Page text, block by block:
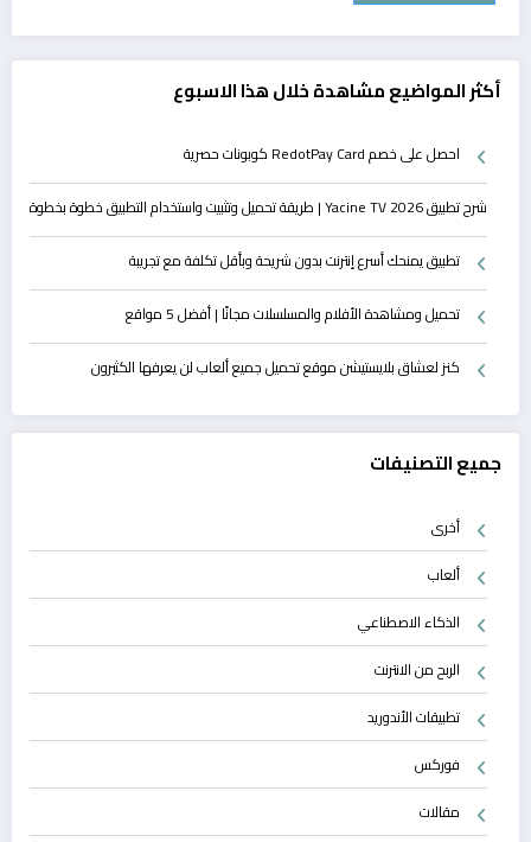
أكثر المواضيع مشاهدة خلال هذا الاسبوع
احصل على خصم RedotPay Card كوبونات حصرية
شرح تطبيق Yacine TV 2026 | طريقة تحميل وتثبيت واستخدام التطبيق خطوة بخطوة
تطبيق يمنحك أسرع إنترنت بدون شريحة وبأقل تكلفة مع تجريبة
تحميل ومشاهدة الأفلام والمسلسلات مجانًا | أفضل 5 مواقع
كنز لعشاق بلايستيشن موقع تحميل جميع ألعاب لن يعرفها الكثيرون
جميع التصنيفات
أخرى
ألعاب
الذكاء الاصطناعي
الربح من الانترنت
تطبيقات الأندوريد
فوركس
مقالات